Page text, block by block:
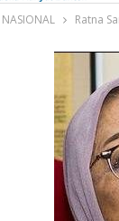
NASIONAL Ratna